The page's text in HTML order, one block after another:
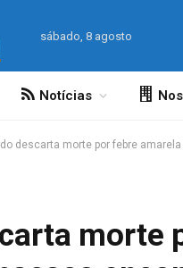
sábado, 8 agosto
Notícias
descarta morte por febre
morte